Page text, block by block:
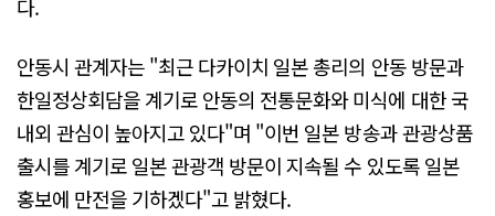
다.
안동시 관계자는 "최근 다카이치 일본 총리의 안동 방문과
한일정상회담을 계기로 안동의 전통문화와 미식에 대한 국
내외 관심이 높아지고 있다"며 "이번 일본 방송과 관광상품
출시를 계기로 일본 관광객 방문이 지속될 수 있도록 일본
홍보에 만전을 기하겠다"고 밝혔다.